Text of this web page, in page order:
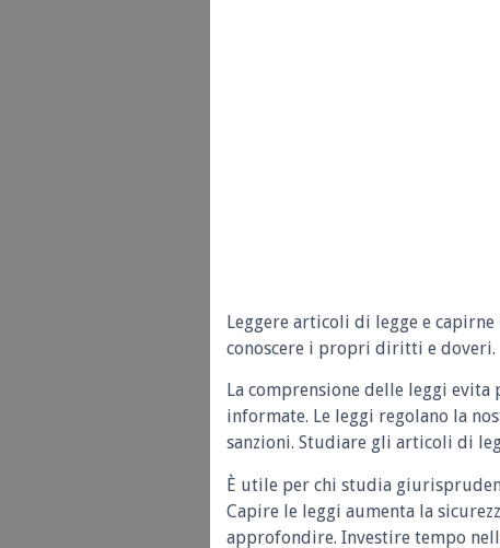
Leggere articoli di legge e
conoscere i propri diritti e doveri.
La comprensione delle leggi
informate. Le leggi regolano la
sanzioni. Studiare gli articoli di
È utile per chi studia
Capire le leggi aumenta la
approfondire. Investire tempo